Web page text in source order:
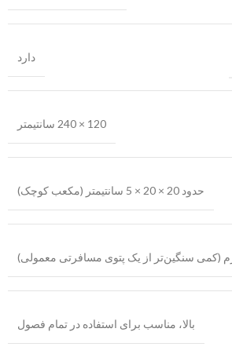
دارد
120 × 240 سانتیمتر
حدود 20 × 20 × 5 سانتیمتر (مکعب کوچک)
بالا، مناسب برای استفاده در تمام فصول